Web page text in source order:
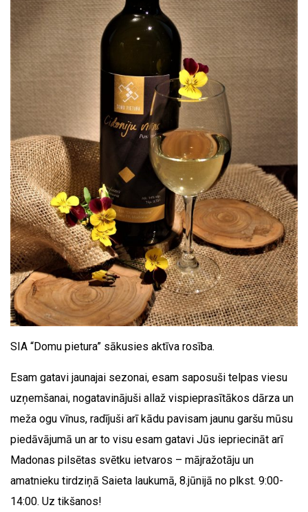
SIA “Domu pietura” sākusies aktīva rosība.
Esam gatavi jaunajai sezonai, esam saposuši telpas viesu
uzņemšanai, nogatavinājuši allaž vispieprasītākos dārza un
meža ogu vīnus, radījuši arī kādu pavisam jaunu garšu mūsu
piedāvājumā un ar to visu esam gatavi Jūs iepriecināt arī
Madonas pilsētas svētku ietvaros – mājražotāju un
amatnieku tirdziņā Saieta laukumā, 8.jūnijā no plkst. 9:00-
14:00. Uz tikšanos!